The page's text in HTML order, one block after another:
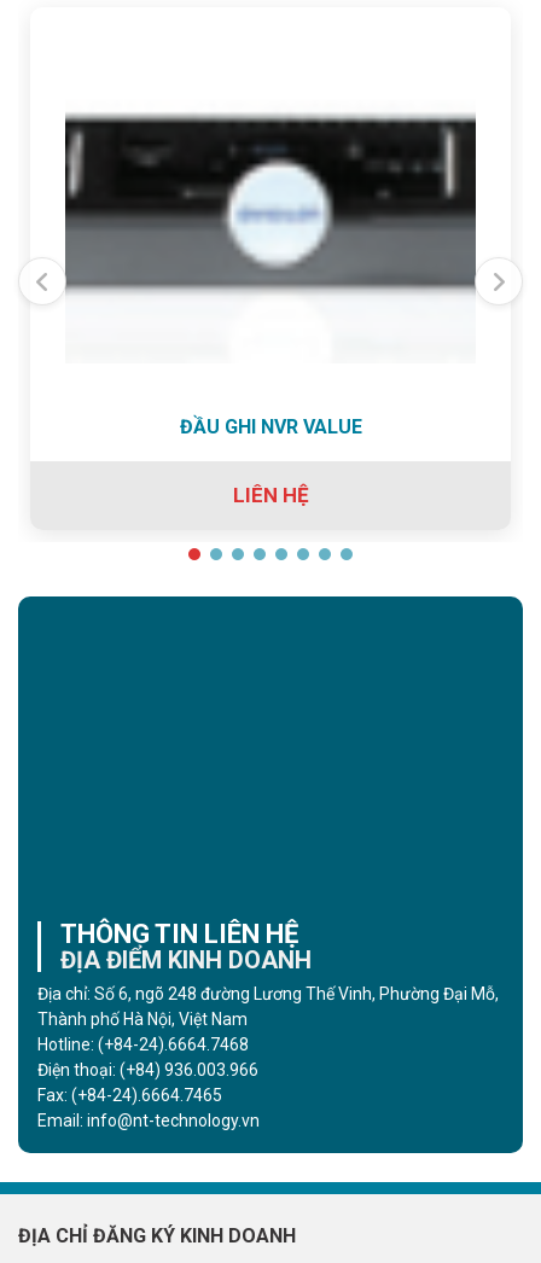
ĐẦU GHI NVR VALUE
LIÊN HỆ
THÔNG TIN LIÊN HỆ
ĐỊA ĐIỂM KINH DOANH
Địa chỉ: Số 6, ngõ 248 đường Lương Thế Vinh, Phường Đại Mỗ,
Thành phố Hà Nội, Việt Nam
Hotline: (+84-24).6664.7468
Điện thoại: (+84) 936.003.966
Fax: (+84-24).6664.7465
Email: info@nt-technology.vn
ĐỊA CHỈ ĐĂNG KÝ KINH DOANH